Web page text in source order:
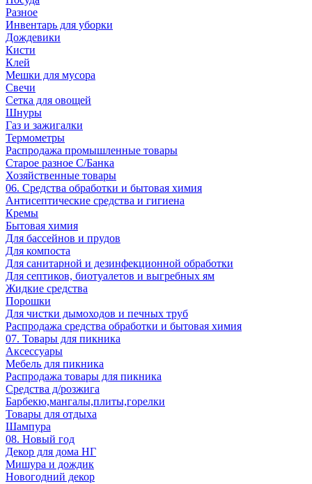
Разное
Инвентарь для уборки
Дождевики
Кисти
Клей
Мешки для мусора
Свечи
Сетка для овощей
Шнуры
Газ и зажигалки
Термометры
Распродажа промышленные товары
Старое разное С/Банка
Хозяйственные товары
06. Средства обработки и бытовая химия
Антисептические средства и гигиена
Кремы
Бытовая химия
Для бассейнов и прудов
Для компоста
Для санитарной и дезинфекционной обработки
Для септиков, биотуалетов и выгребных ям
Жидкие средства
Порошки
Для чистки дымоходов и печных труб
Распродажа средства обработки и бытовая химия
07. Товары для пикника
Аксессуары
Мебель для пикника
Распродажа товары для пикника
Средства д/розжига
Барбекю,мангалы,плиты,горелки
Товары для отдыха
Шампура
08. Новый год
Декор для дома НГ
Мишура и дождик
Новогодний декор